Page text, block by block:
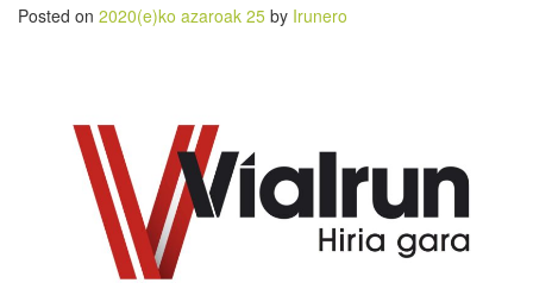
Posted on 2020(e)ko azaroak 25 by Irunero